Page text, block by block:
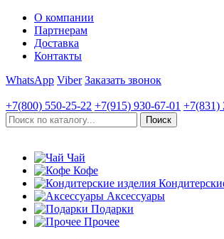
О компании
Партнерам
Доставка
Контакты
WhatsApp Viber Заказать звонок
+7(800) 550-25-22 +7(915) 930-67-01 +7(831)
Чай
Кофе
Аксессуары
Подарки
Прочее